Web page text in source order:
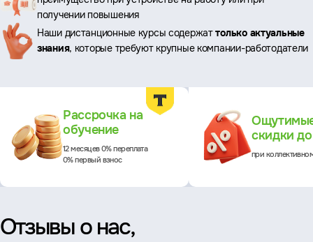
преимущества
получении повышения
Наши дистанционные курсы содержаттолько актуальные
знания, которые требуют крупные компании-работодатели
Рассрочка на
обучение
12 месяцев 0% переплата
0% первый взнос
скидки
при
Отзывы о нас,